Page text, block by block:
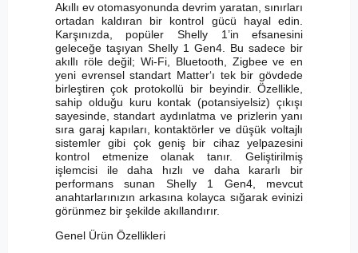
Akıllı ev otomasyonunda devrim yaratan, sınırları
ortadan kaldıran bir kontrol gücü hayal edin.
Karşınızda, popüler Shelly 1’in efsanesini
geleceğe taşıyan Shelly 1 Gen4. Bu sadece bir
akıllı röle değil; Wi-Fi, Bluetooth, Zigbee ve en
yeni evrensel standart Matter‘ı tek bir gövdede
birleştiren çok protokollü bir beyindir. Özellikle,
sahip olduğu kuru kontak (potansiyelsiz) çıkışı
sayesinde, standart aydınlatma ve prizlerin yanı
sıra garaj kapıları, kontaktörler ve düşük voltajlı
sistemler gibi çok geniş bir cihaz yelpazesini
kontrol etmenize olanak tanır. Geliştirilmiş
işlemcisi ile daha hızlı ve daha kararlı bir
performans sunan Shelly 1 Gen4, mevcut
anahtarlarınızın arkasına kolayca sığarak evinizi
görünmez bir şekilde akıllandırır.
Genel Ürün Özellikleri